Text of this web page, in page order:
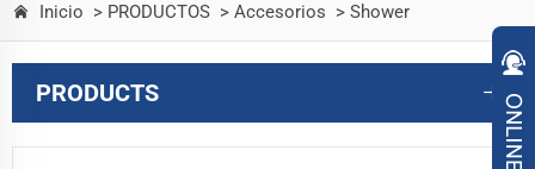
Inicio > PRODUCTOS > Accesorios > Shower
PRODUCTS